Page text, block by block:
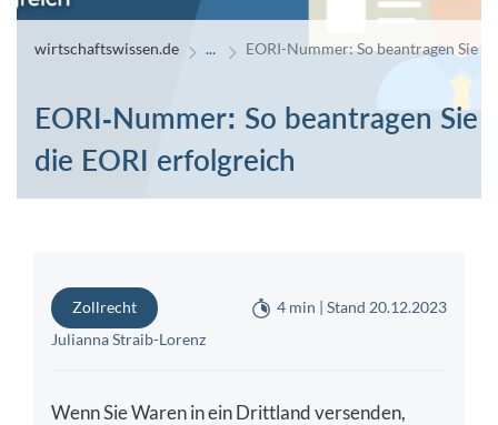
wirtschaftswissen.de EORI-Nummer: So beantragen Sie
EORI-Nummer: So beantragen Sie
die EORI erfolgreich
Zollrecht
4 min | Stand 20.12.2023
Julianna Straib-Lorenz
Wenn Sie Waren in ein Drittland versenden,